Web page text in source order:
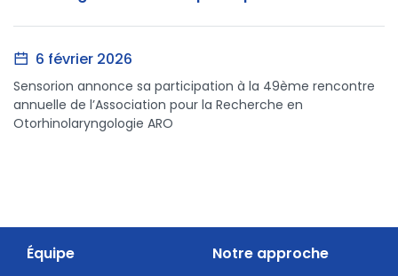
Équipe Notre approche